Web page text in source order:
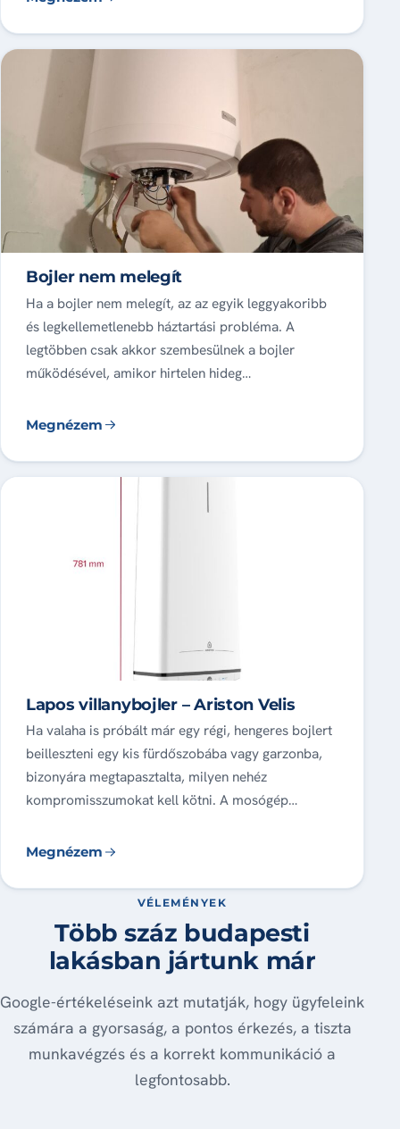
Bojler nem melegít
Ha a bojler nem melegít, az az egyik leggyakoribb
és legkellemetlenebb háztartási probléma. A
legtöbben csak akkor szembesülnek a bojler
működésével, amikor hirtelen hideg…
Megnézem
Lapos villanybojler – Ariston Velis
Ha valaha is próbált már egy régi, hengeres bojlert
beilleszteni egy kis fürdőszobába vagy garzonba,
bizonyára megtapasztalta, milyen nehéz
kompromisszumokat kell kötni. A mosógép…
Megnézem
VÉLEMÉNYEK
Több száz budapesti
lakásban jártunk már
Google-értékeléseink azt mutatják, hogy ügyfeleink
számára a gyorsaság, a pontos érkezés, a tiszta
munkavégzés és a korrekt kommunikáció a
legfontosabb.